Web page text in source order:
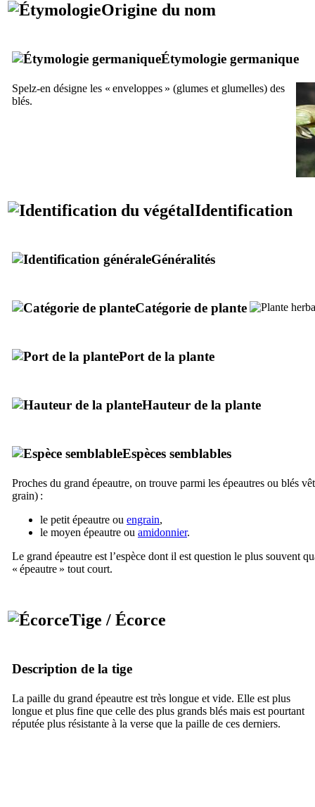
Origine du nom
Étymologie germanique
Spelz-en désigne les « enveloppes » (glumes et glumelles) des
blés.
Identification
Généralités
Catégorie de plante
Port de la plante
Hauteur de la plante
Espèces semblables
Proches du grand épeautre, on trouve parmi les épeautres ou blés
grain) :
le petit épeautre ou engrain,
le moyen épeautre ou amidonnier.
Le grand épeautre est l’espèce dont il est question le plus souvent
« épeautre » tout court.
Tige / Écorce
Description de la tige
La paille du grand épeautre est très longue et vide. Elle est plus
longue et plus fine que celle des plus grands blés mais est pourtant
réputée plus résistante à la verse que la paille de ces derniers.